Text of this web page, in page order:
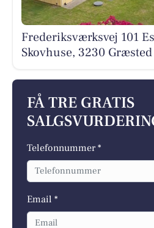
Frederiksværksvej 101
Skovhuse, 3230 Græsted
FÅ TRE GRATIS
Telefonnummer *
Email *